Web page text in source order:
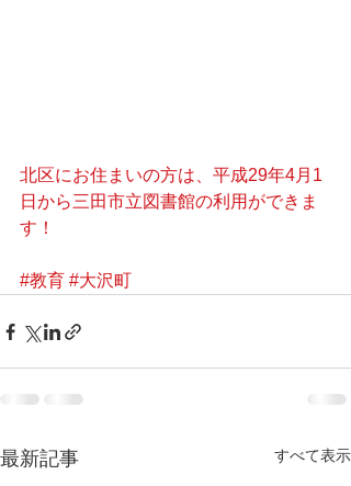
北区にお住まいの方は、平成29年4月1
日から三田市立図書館の利用ができま
す！
#教育 #大沢町
最新記事 すべて表示